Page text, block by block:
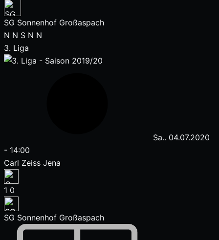
SG Sonnenhof Großaspach
N N S N N
3. Liga
Sa.. 04.07.2020
- 14:00
Carl Zeiss Jena
1 0
SG Sonnenhof Großaspach